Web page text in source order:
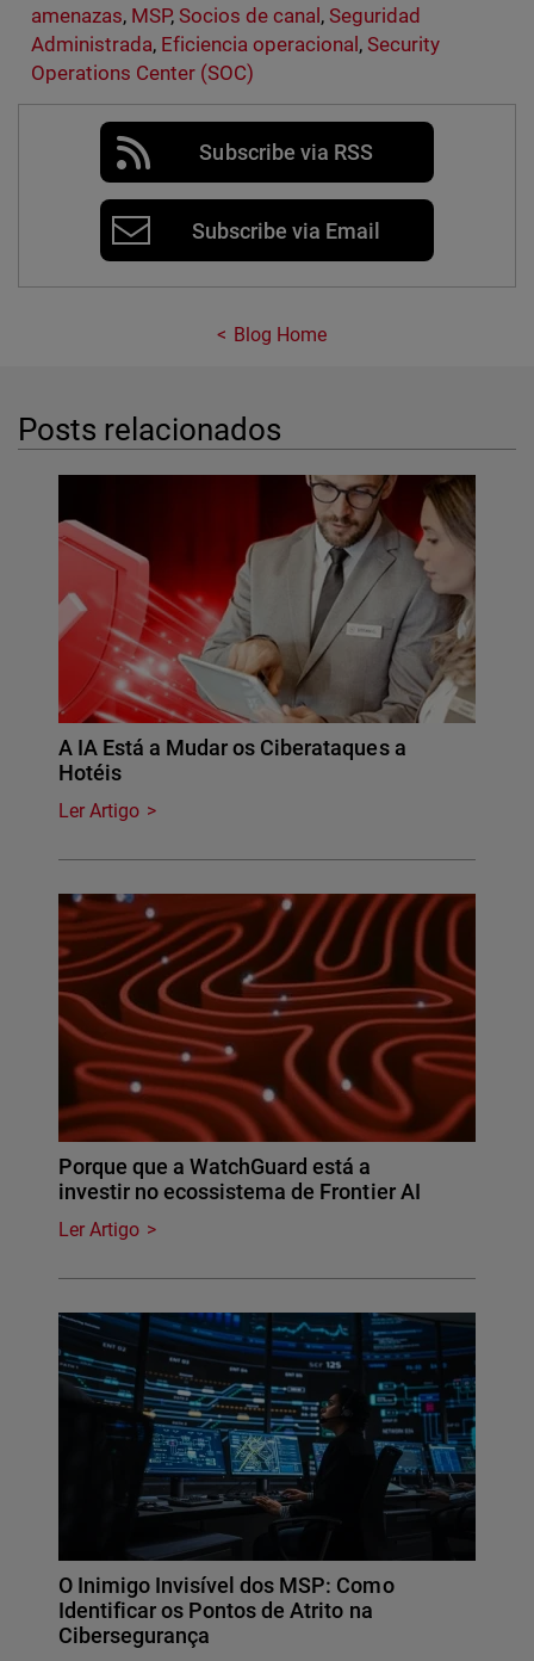
amenazas, MSP, Socios de canal,Seguridad
Administrada, Eficiencia operacional,Security
Operations Center (SOC)
Subscribe via RSS
Subscribe via Email
Blog Home
Posts relacionados
A IA Está a Mudar os Ciberataques a
Hotéis
Ler Artigo
Porque que a WatchGuard está a
investir no ecossistema de Frontier AI
Ler Artigo
O Inimigo Invisível dos MSP: Como
Identificar os Pontos de Atrito na
Cibersegurança